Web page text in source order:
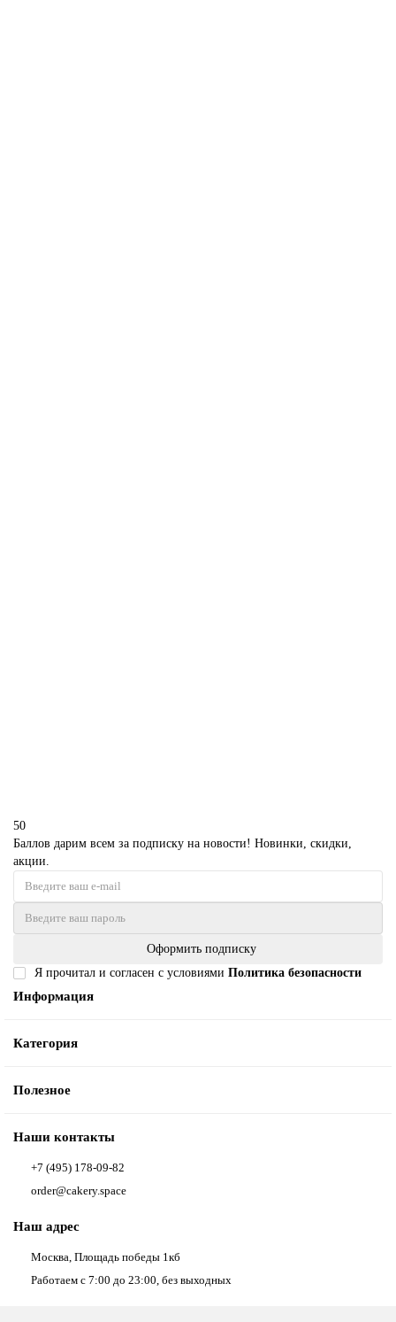
50
Баллов дарим всем за подписку на новости! Новинки, скидки,
акции.
Оформить подписку
Я прочитал и согласен с условиями Политика безопасности
Информация
Категория
Полезное
Наши контакты
+7 (495) 178-09-82
order@cakery.space
Наш адрес
Москва, Площадь победы 1кб
Работаем с 7:00 до 23:00, без выходных